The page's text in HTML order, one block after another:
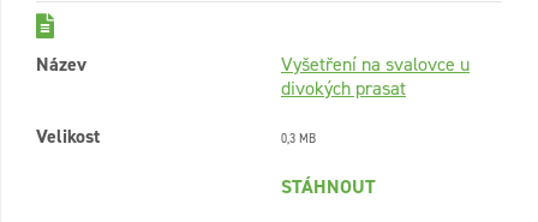
Název
Vyšetření na svalovce u
divokých prasat
Velikost
0,3 MB
STÁHNOUT